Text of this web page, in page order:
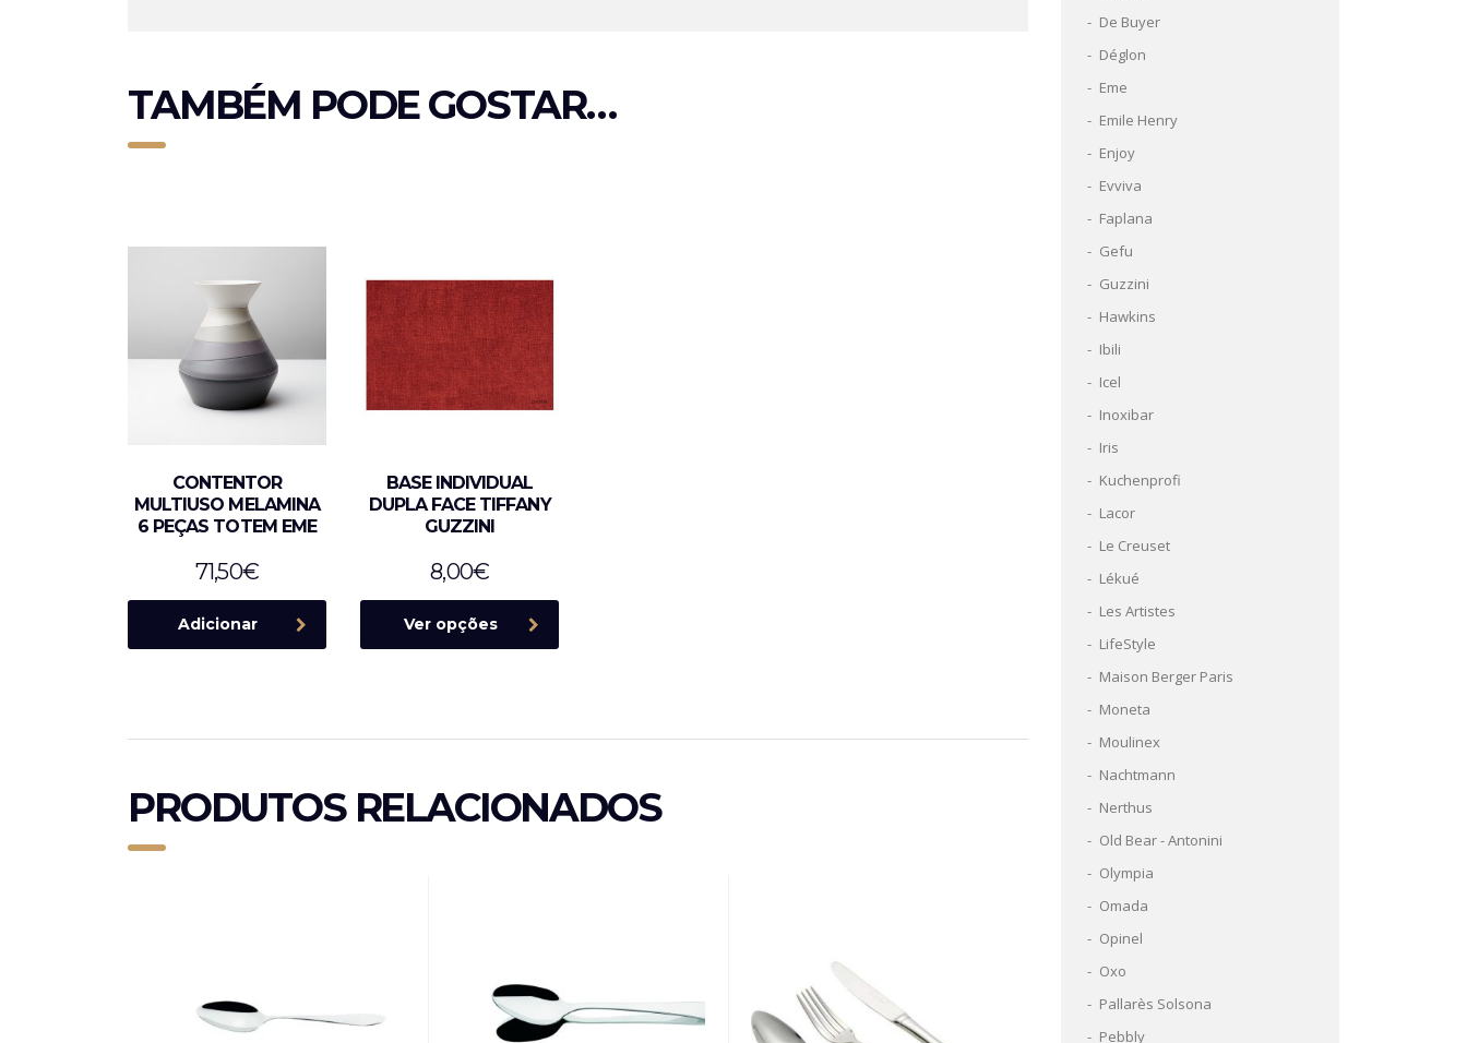
TAMBÉM PODE GOSTAR…
CONTENTOR
MULTIUSO MELAMINA
6 PEÇAS TOTEM EME
71,50€
Adicionar
BASE INDIVIDUAL
DUPLA FACE TIFFANY
GUZZINI
8,00€
Ver opções
PRODUTOS RELACIONADOS
De Buyer
Déglon
Eme
Emile Henry
Enjoy
Evviva
Faplana
Gefu
Guzzini
Hawkins
Ibili
Icel
Inoxibar
Iris
Kuchenprofi
Lacor
Le Creuset
Lékué
Les Artistes
LifeStyle
Maison Berger Paris
Moneta
Moulinex
Nachtmann
Nerthus
Old Bear - Antonini
Olympia
Omada
Opinel
Oxo
Pallarès Solsona
Pebbly